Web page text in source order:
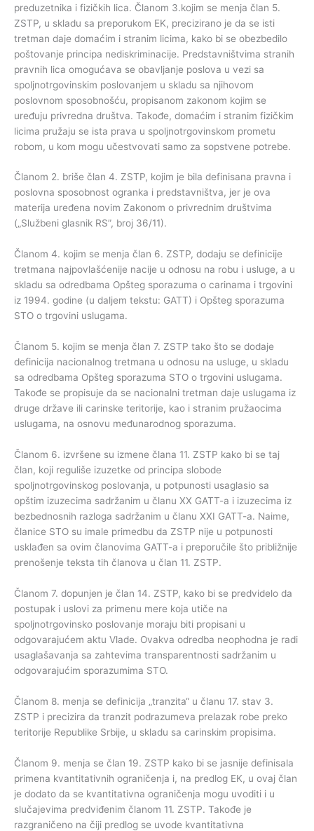
preduzetnika i fizičkih lica. Članom 3.kojim se menja član 5.
ZSTP, u skladu sa preporukom EK, precizirano je da se isti
tretman daje domaćim i stranim licima, kako bi se obezbedilo
poštovanje principa nediskriminacije. Predstavništvima stranih
pravnih lica omogućava se obavljanje poslova u vezi sa
spoljnotrgovinskim poslovanjem u skladu sa njihovom
poslovnom sposobnošću, propisanom zakonom kojim se
uređuju privredna društva. Takođe, domaćim i stranim fizičkim
licima pružaju se ista prava u spoljnotrgovinskom prometu
robom, u kom mogu učestvovati samo za sopstvene potrebe.
Članom 2. briše član 4. ZSTP, kojim je bila definisana pravna i
poslovna sposobnost ogranka i predstavništva, jer je ova
materija uređena novim Zakonom o privrednim društvima
(„Službeni glasnik RS”, broj 36/11).
Članom 4. kojim se menja član 6. ZSTP, dodaju se definicije
tretmana najpovlašćenije nacije u odnosu na robu i usluge, a u
skladu sa odredbama Opšteg sporazuma o carinama i trgovini
iz 1994. godine (u daljem tekstu: GATT) i Opšteg sporazuma
STO o trgovini uslugama.
Članom 5. kojim se menja član 7. ZSTP tako što se dodaje
definicija nacionalnog tretmana u odnosu na usluge, u skladu
sa odredbama Opšteg sporazuma STO o trgovini uslugama.
Takođe se propisuje da se nacionalni tretman daje uslugama iz
druge države ili carinske teritorije, kao i stranim pružaocima
uslugama, na osnovu međunarodnog sporazuma.
Članom 6. izvršene su izmene člana 11. ZSTP kako bi se taj
član, koji reguliše izuzetke od principa slobode
spoljnotrgovinskog poslovanja, u potpunosti usaglasio sa
opštim izuzecima sadržanim u članu XX GATT-a i izuzecima iz
bezbednosnih razloga sadržanim u članu XXI GATT-a. Naime,
članice STO su imale primedbu da ZSTP nije u potpunosti
usklađen sa ovim članovima GATT-a i preporučile što približnije
prenošenje teksta tih članova u član 11. ZSTP.
Članom 7. dopunjen je član 14. ZSTP, kako bi se predvidelo da
postupak i uslovi za primenu mere koja utiče na
spoljnotrgovinsko poslovanje moraju biti propisani u
odgovarajućem aktu Vlade. Ovakva odredba neophodna je radi
usaglašavanja sa zahtevima transparentnosti sadržanim u
odgovarajućim sporazumima STO.
Članom 8. menja se definicija „tranzita“ u članu 17. stav 3.
ZSTP i precizira da tranzit podrazumeva prelazak robe preko
teritorije Republike Srbije, u skladu sa carinskim propisima.
Članom 9. menja se član 19. ZSTP kako bi se jasnije definisala
primena kvantitativnih ograničenja i, na predlog EK, u ovaj član
je dodato da se kvantitativna ograničenja mogu uvoditi i u
slučajevima predviđenim članom 11. ZSTP. Takođe je
razgraničeno na čiji predlog se uvode kvantitativna